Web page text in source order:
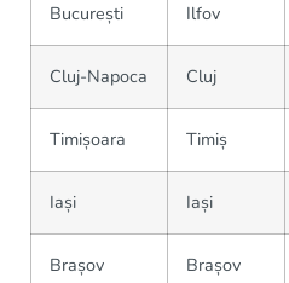
București Ilfov
Cluj-Napoca Cluj
Timișoara Timiș
Iași Iași
Brașov Brașov